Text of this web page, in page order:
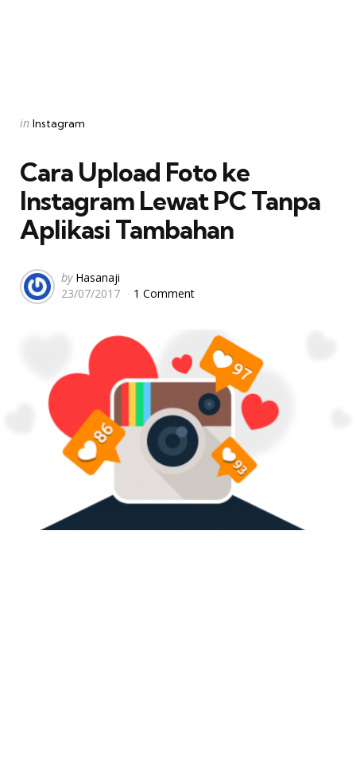
Categories
Posted
in Instagram
Cara Upload Foto ke
Instagram Lewat PC Tanpa
Aplikasi Tambahan
Posted
by
by Hasanaji
23/07/2017
1 Comment